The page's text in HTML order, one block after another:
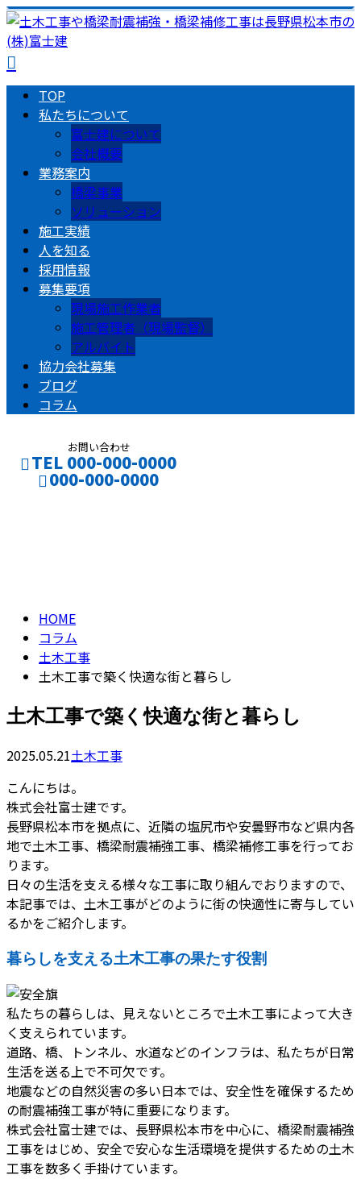
TOP
私たちについて
富士建について
会社概要
業務案内
橋梁事業
ソリューション
施工実績
人を知る
採用情報
募集要項
現場施工作業者
施工管理者（現場監督）
アルバイト
協力会社募集
ブログ
コラム
お問い合わせ
TEL 000-000-0000
000-000-0000
HOME
コラム
土木工事
土木工事で築く快適な街と暮らし
土木工事で築く快適な街と暮らし
2025.05.21土木工事
こんにちは。
株式会社富士建です。
長野県松本市を拠点に、近隣の塩尻市や安曇野市など県内各
地で土木工事、橋梁耐震補強工事、橋梁補修工事を行ってお
ります。
日々の生活を支える様々な工事に取り組んでおりますので、
本記事では、土木工事がどのように街の快適性に寄与してい
るかをご紹介します。
暮らしを支える土木工事の果たす役割
私たちの暮らしは、見えないところで土木工事によって大き
く支えられています。
道路、橋、トンネル、水道などのインフラは、私たちが日常
生活を送る上で不可欠です。
地震などの自然災害の多い日本では、安全性を確保するため
の耐震補強工事が特に重要になります。
株式会社富士建では、長野県松本市を中心に、橋梁耐震補強
工事をはじめ、安全で安心な生活環境を提供するための土木
工事を数多く手掛けています。